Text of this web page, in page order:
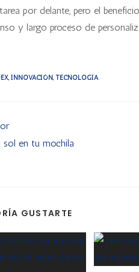
por delante, pero el
y largo proceso de
, INNOVACIÓN, TECNOLOGÍA
sol en tu mochila
GUSTARTE